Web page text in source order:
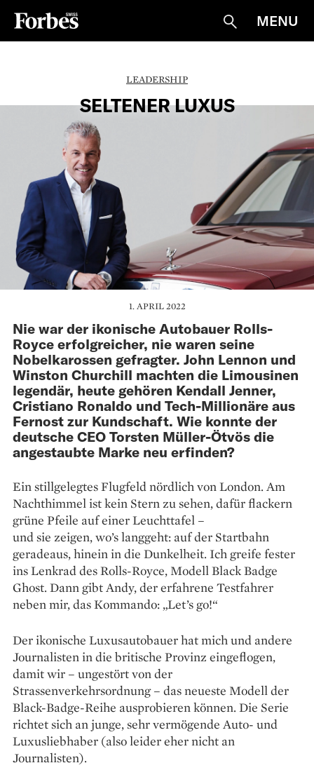
Suche
MENU
LEADERSHIP
SELTENER LUXUS
1. APRIL 2022
Nie war der ikonische Autobauer Rolls-
Royce erfolgreicher, nie waren seine
Nobelkarossen gefragter. John Lennon und
Winston Churchill machten die Limousinen
legendär, heute gehören Kendall Jenner,
Cristiano Ronaldo und Tech-Millionäre aus
Fernost zur Kundschaft. Wie konnte der
deutsche CEO Torsten Müller-Ötvös die
angestaubte Marke neu erfinden?
Ein stillgelegtes Flugfeld nördlich von London. Am
Nachthimmel ist kein Stern zu sehen, dafür flackern
grüne Pfeile auf einer Leuchttafel –
und sie zeigen, wo’s langgeht: auf der Startbahn
geradeaus, hinein in die Dunkelheit. Ich greife fester
ins Lenkrad des Rolls-Royce, Modell Black Badge
Ghost. Dann gibt Andy, der erfahrene Testfahrer
neben mir, das Kommando: „Let’s go!“
Der ikonische Luxusautobauer hat mich und andere
Journalisten in die britische Provinz eingeflogen,
damit wir – ungestört von der
Strassenverkehrsordnung – das neueste Modell der
Black-Badge-Reihe ausprobieren können. Die Serie
richtet sich an junge, sehr vermögende Auto- und
Luxusliebhaber (also leider eher nicht an
Journalisten).